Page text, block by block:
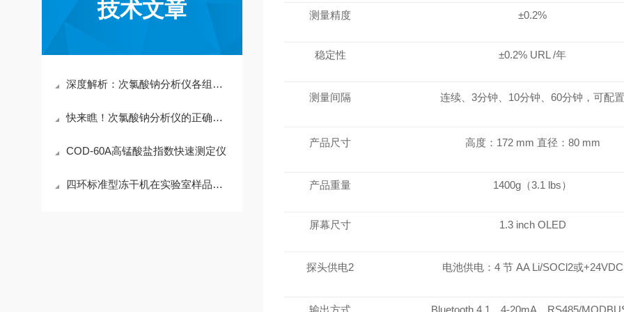
技术文章
深度解析：次氯酸钠分析仪各组成部件的功能特性全览
快来瞧！次氯酸钠分析仪的正确使用方法分享啦
COD-60A高锰酸盐指数快速测定仪
四环标准型冻干机在实验室样品制备中的应用
测量精度 ±0.2%
稳定性 ±0.2% URL /年
测量间隔 连续、3分钟、10分钟、60分钟，可配
产品尺寸 高度： 172 mm 直径：80 mm
产品重量 1400g（3.1 lbs）
屏幕尺寸 1.3 inch OLED
探头供电2 电池供电： 4 节 AA Li/SOCl2或+24VDC
输出方式 Bluetooth 4.1，4-20mA，RS485/